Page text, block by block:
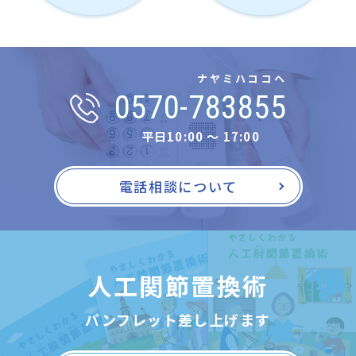
ナヤミハココヘ
0570-783855
平日10:00 〜 17:00
電話相談について
人工関節置換術
パンフレット差し上げます